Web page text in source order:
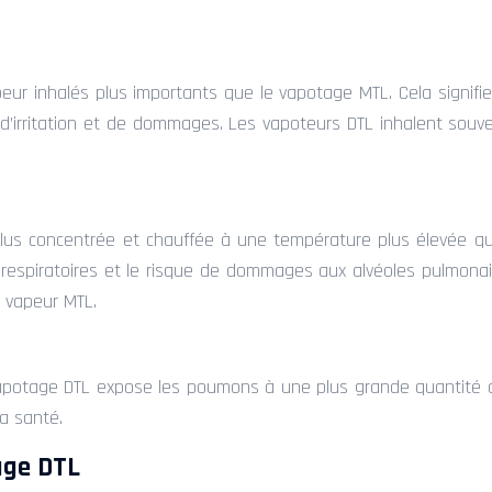
inhalés plus importants que le vapotage MTL. Cela
et de dommages. Les vapoteurs DTL inhalent
concentrée et chauffée à une température plus élevée
et le risque de dommages aux alvéoles
MTL.
DTL expose les poumons à une plus grande
santé.
DTL